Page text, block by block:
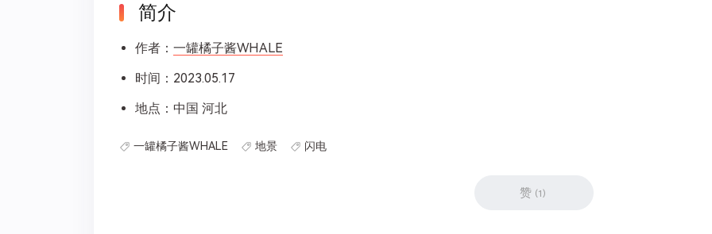
简介
作者： 一罐橘子酱WHALE
时间：2023.05.17
地点：中国 河北
一罐橘子酱WHALE 地景 闪电
赞 (1)